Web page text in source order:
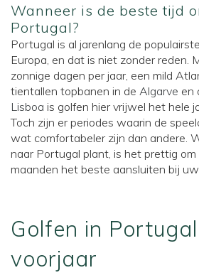
Wanneer is de beste tijd
Portugal?
Portugal is al jarenlang de
Europa, en dat is niet zonder reden.
zonnige dagen per jaar, een mild
tientallen topbanen in de Algarve en
Lisboa is golfen hier vrijwel het hele
Toch zijn er periodes waarin de
wat comfortabeler zijn dan andere.
naar Portugal plant, is het prettig
maanden het beste aansluiten bij uw
Golfen in
voorjaar